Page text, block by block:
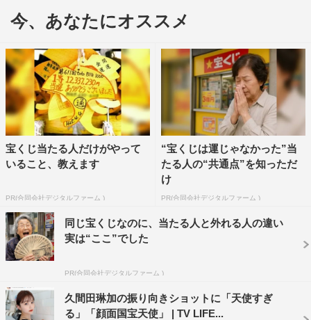
今、あなたにオススメ
宝くじ当たる人だけがやって
いること、教えます
PR(合同会社デジタルファーム )
“宝くじは運じゃなかった”当
たる人の“共通点”を知っただ
け
PR(合同会社デジタルファーム )
同じ宝くじなのに、当たる人と外れる人の違い
実は“ここ”でした
PR(合同会社デジタルファーム )
久間田琳加の振り向きショットに「天使すぎ
る」「顔面国宝天使」 | TV LIFE...